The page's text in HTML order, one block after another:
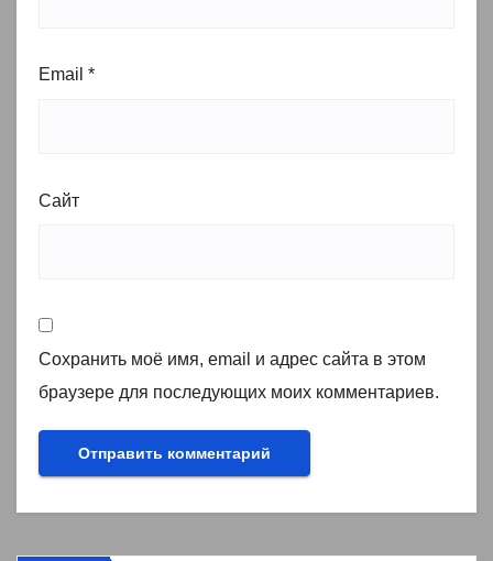
Email *
Сайт
Сохранить моё имя, email и адрес сайта в этом
браузере для последующих моих комментариев.